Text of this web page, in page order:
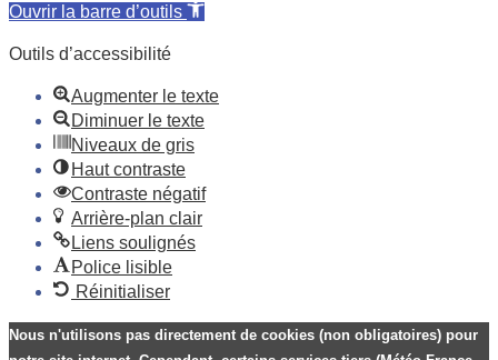
Ouvrir la barre d’outils
Outils d’accessibilité
Augmenter le texte
Diminuer le texte
Niveaux de gris
Haut contraste
Contraste négatif
Arrière-plan clair
Liens soulignés
Police lisible
Réinitialiser
Nous n'utilisons pas directement de cookies (non obligatoires) pour